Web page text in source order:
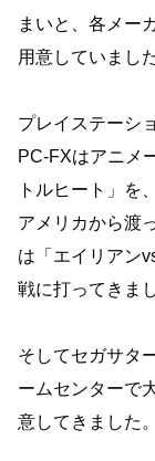
まいと、各メー
用意していました
プレイステーシ
PC-FXはアニメ
トルヒート」を、
アメリカから渡
は「エイリアン
戦に打ってきま
そしてセガサタ
ームセンターで
意してきました。